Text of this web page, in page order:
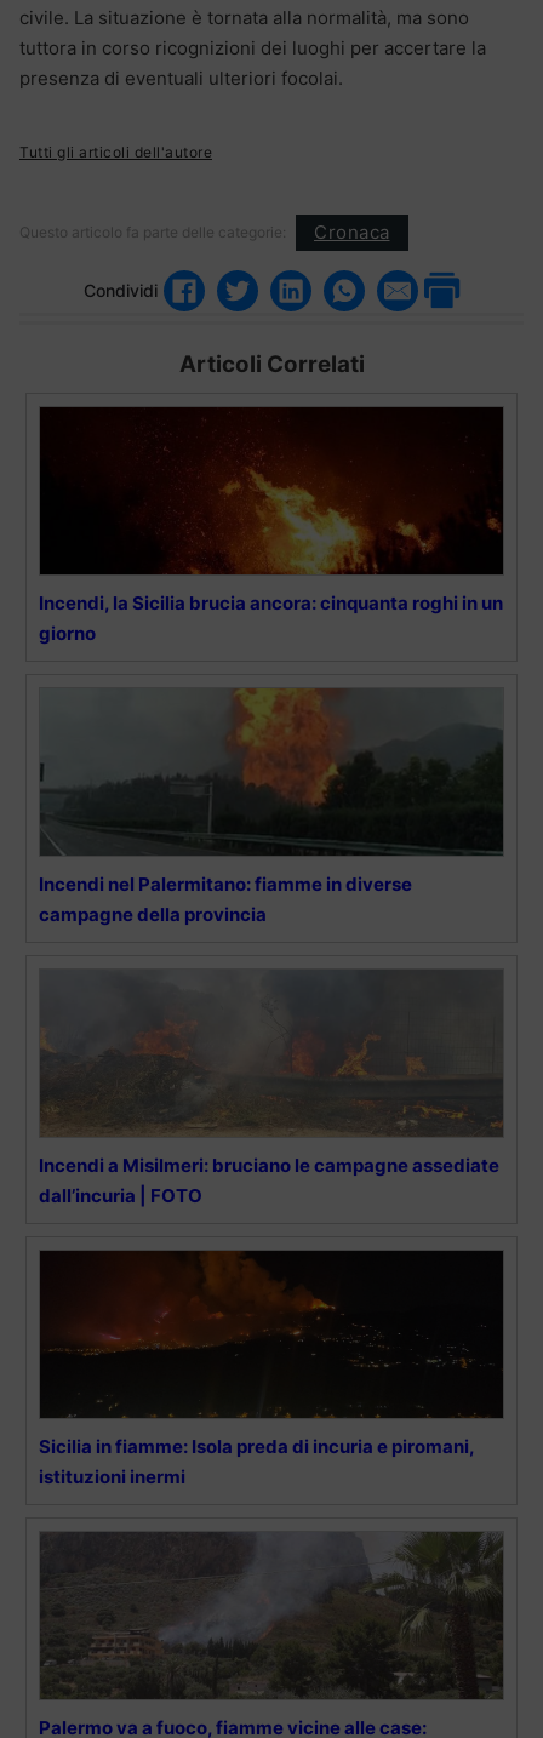
civile. La situazione è tornata alla normalità, ma sono
tuttora in corso ricognizioni dei luoghi per accertare la
presenza di eventuali ulteriori focolai.
Tutti gli articoli dell'autore
Questo articolo fa parte delle categorie: Cronaca
Condividi
Articoli Correlati
Incendi, la Sicilia brucia ancora: cinquanta roghi in un
giorno
Incendi nel Palermitano: fiamme in diverse
campagne della provincia
Incendi a Misilmeri: bruciano le campagne assediate
dall’incuria | FOTO
Sicilia in fiamme: Isola preda di incuria e piromani,
istituzioni inermi
Palermo va a fuoco, fiamme vicine alle case: